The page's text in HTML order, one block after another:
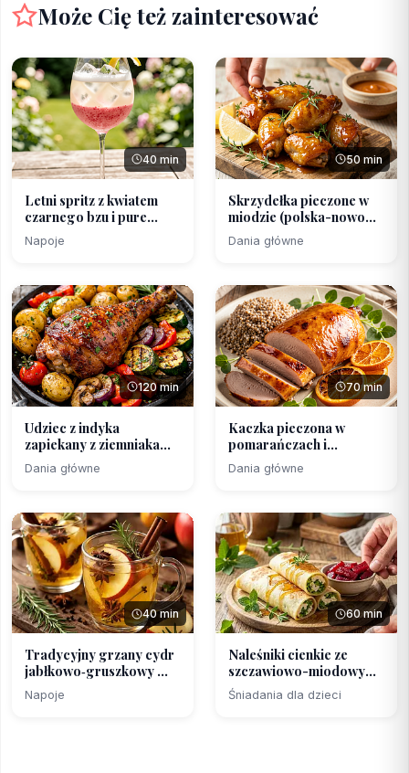
Może Cię też zainteresować
40 min
Letni spritz z kwiatem
czarnego bzu i pure...
Napoje
50 min
Skrzydełka pieczone w
miodzie (polska-nowo...
Dania główne
120 min
Udziec z indyka
zapiekany z ziemniakami i
...
Dania główne
70 min
Kaczka pieczona w
pomarańczach i
miodowej ...
Dania główne
40 min
Tradycyjny grzany cydr
jabłkowo‑gruszkowy ...
Napoje
60 min
Naleśniki cienkie ze
szczawiowo-miodowym
n...
Śniadania dla dzieci